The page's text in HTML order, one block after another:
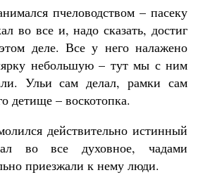
пчеловодством – пасеку
во все и, надо сказать, достиг
деле. Все у него налажено
небольшую – тут мы с ним
Ульи сам делал, рамки сам
детище – воскотопка.
действительно истинный
во все духовное, чадами
приезжали к нему люди.